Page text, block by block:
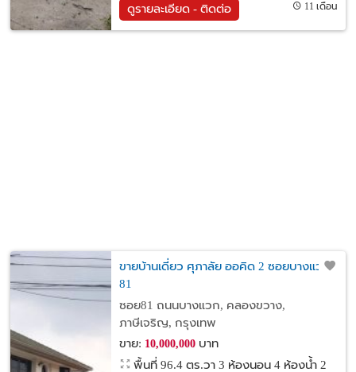
ดูรายละเอียด - ติดต่อ 11 เดือน
ขายบ้านเดี่ยว ศุภาลัย ออคิด 2 ซอยบางแวก
81
ซอย81 ถนนบางแวก, คลองขวาง,
ภาษีเจริญ, กรุงเทพ
ขาย: 10,000,000บาท
พื้นที่ 96.4 ตร.วา 3 ห้องนอน 4 ห้องน้ำ 2